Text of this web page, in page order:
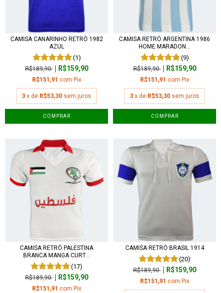
CAMISA CANARINHO RETRÔ 1982
AZUL
(1)
R$189,90 R$159,90
R$151,91 com Pix
3 x de R$53,30 sem juros
COMPRAR
CAMISA RETRÔ ARGENTINA 1986
HOME MARADON...
(9)
R$189,90 R$159,90
R$151,91 com Pix
3 x de R$53,30 sem juros
COMPRAR
CAMISA RETRÔ PALESTINA
BRANCA MANGA CURT...
(17)
R$189,90 R$159,90
R$151,91 com Pix
CAMISA RETRÔ BRASIL 1914
(20)
R$189,90 R$159,90
R$151,91 com Pix